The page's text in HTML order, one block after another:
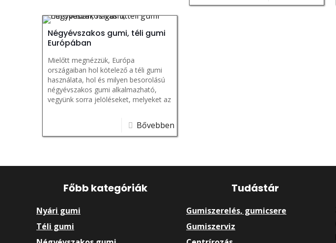
Négyévszakos gumi, téli gumi
Európában
Mielőtt megnézzük, Európa
országaiban hol kötelező a téli gumi
használata, hol és milyen besorolású
négyévszakos gumi alkalmazható,
vegyünk sorra jelöléseket, melyeket az
Bővebben
Főbb kategóriák
Nyári gumi
Téli gumi
Tudástár
Gumiszerelés, gumicsere
Gumiszerviz